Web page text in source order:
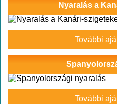
Nyaralás a
További
További